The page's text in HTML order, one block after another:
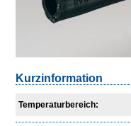
Kurzinformation
Temperaturbereich: